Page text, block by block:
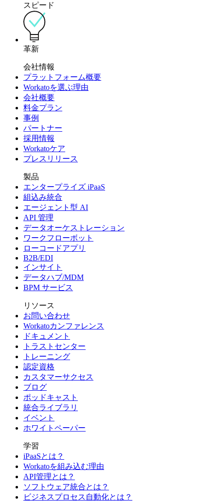
スピード
革新
会社情報
プラットフォーム概要
Workatoを選ぶ理由
会社概要
料金プラン
事例
パートナー
採用情報
Workatoケア
プレスリリース
製品
エンタープライズ iPaaS
組込み統合
エージェント型 AI
API 管理
データオーケストレーション
ワークフローボット
ローコードアプリ
B2B/EDI
インサイト
データハブ/MDM
BPM サービス
リソース
お問い合わせ
Workatoカンファレンス
ドキュメント
トラストセンター
トレーニング
認定資格
カスタマーサクセス
ブログ
ポッドキャスト
統合ライブラリ
イベント
ホワイトペーパー
学習
iPaaSとは？
Workatoを組み込む理由
API管理とは？
ソフトウェア統合とは？
ビジネスプロセス自動化とは？